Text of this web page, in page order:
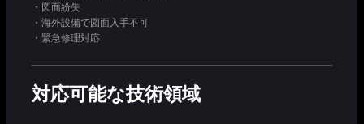
・図面紛失
・海外設備で図面入手不可
・緊急修理対応
対応可能な技術領域